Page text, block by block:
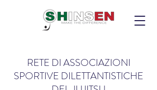
RETE DI ASSOCIAZIONI
SPORTIVE DILETTANTISTICHE